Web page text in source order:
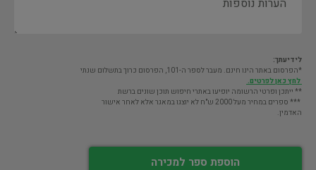
לידיעתך:
*הפרסום באתר הינו חינם. מעבר לספר ה-101, הפרסום כרוך בתשלום שנתי
לחץ כאן לפרטים.
** ייתכן ופרטי הרשומה יופיעו באתרי חיפוש תוכן שונים ברשת
*** ספרים במחיר מעל 2000 ש"ח לא יוצגו במאגר אלא לאחר אישור
האדמין.
הוספת ספר למכירה